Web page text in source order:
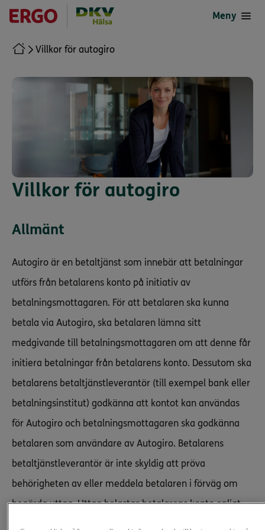
Meny
Villkor för autogiro
Villkor för autogiro
Allmänt
Autogiro är en betaltjänst som innebär att betalningar
utförs från betalarens konto på initiativ av
betalningsmottagaren. För att betalaren ska kunna
betala via Autogiro, ska betalaren lämna sitt
medgivande till betalningsmottagaren om att denne får
initiera betalningar från betalarens konto. Dessutom ska
betalarens betaltjänstleverantör (till exempel bank eller
betalningsinstitut) godkänna att kontot kan användas
för Autogiro och betalningsmottagaren ska godkänna
betalaren som användare av Autogiro. Betalarens
betaltjänstleverantör är inte skyldig att pröva
behörigheten av eller meddela betalaren i förväg om
begärda uttag. Uttag belastas betalarens konto enligt
till
Google
Store
(öppnas
en
ny